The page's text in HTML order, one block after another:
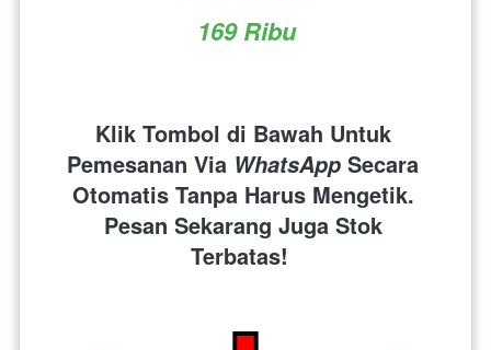
169 Ribu
Klik Tombol di Bawah Untuk
Pemesanan Via WhatsApp Secara
Otomatis Tanpa Harus Mengetik.
Pesan Sekarang Juga Stok
Terbatas!